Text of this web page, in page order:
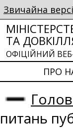
Звичайна
ТА
ОФІЦІЙНИЙ
ПРО
питань